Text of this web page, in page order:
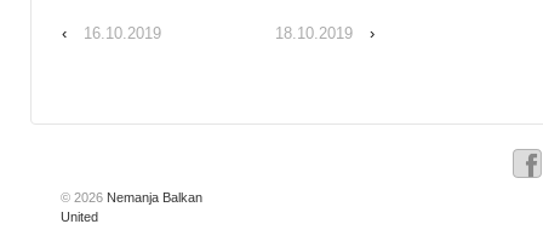
‹ 16.10.2019 18.10.2019 ›
© 2026 Nemanja Balkan
United